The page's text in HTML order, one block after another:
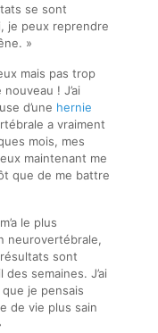
se sont
je peux reprendre
»
mais pas trop
! J’ai
d’une hernie
a vraiment
mois, mes
maintenant me
que de me battre
le plus
neurovertébrale,
sont
semaines. J’ai
je pensais
de vie plus sain